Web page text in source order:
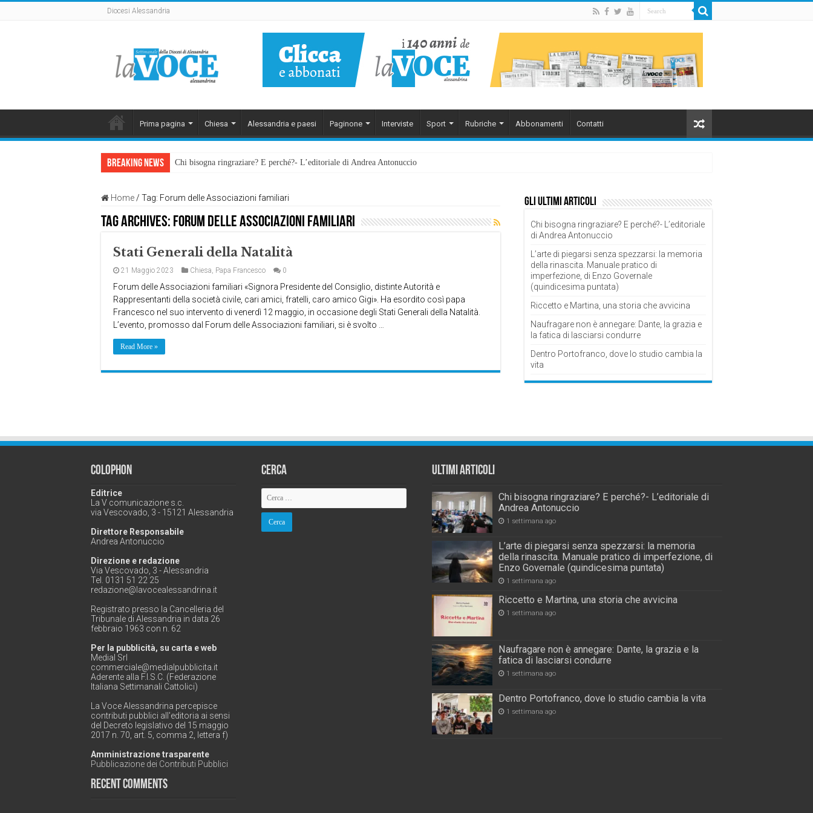
Diocesi Alessandria
Prima pagina Chiesa Alessandria e paesi Paginone Interviste Sport Rubriche Abbonamenti Contatti
Breaking News Chi bisogna ringraziare? E perché?- L’editoriale di Andrea Antonuccio
Home / Tag: Forum delle Associazioni familiari
Tag Archives: Forum delle Associazioni familiari
Stati Generali della Natalità
21 Maggio 2023 Chiesa, Papa Francesco 0
Forum delle Associazioni familiari «Signora Presidente del Consiglio, distinte Autorità e
Rappresentanti della società civile, cari amici, fratelli, caro amico Gigi». Ha esordito così papa
Francesco nel suo intervento di venerdì 12 maggio, in occasione degli Stati Generali della Natalità.
L’evento, promosso dal Forum delle Associazioni familiari, si è svolto …
Read More »
Gli ultimi articoli
Chi bisogna ringraziare? E perché?- L’editoriale
di Andrea Antonuccio
L’arte di piegarsi senza spezzarsi: la memoria
della rinascita. Manuale pratico di
imperfezione, di Enzo Governale
(quindicesima puntata)
Riccetto e Martina, una storia che avvicina
Naufragare non è annegare: Dante, la grazia e
la fatica di lasciarsi condurre
Dentro Portofranco, dove lo studio cambia la
vita
Colophon
Editrice
La V comunicazione s.c.
via Vescovado, 3 - 15121 Alessandria
Direttore Responsabile
Andrea Antonuccio
Direzione e redazione
Via Vescovado, 3 - Alessandria
Tel. 0131 51 22 25
redazione@lavocealessandrina.it
Registrato presso la Cancelleria del
Tribunale di Alessandria in data 26
febbraio 1963 con n. 62
Per la pubblicità, su carta e web
Medial Srl
commerciale@medialpubblicita.it
Aderente alla F.I.S.C. (Federazione
Italiana Settimanali Cattolici)
La Voce Alessandrina percepisce
contributi pubblici all'editoria ai sensi
del Decreto legislativo del 15 maggio
2017 n. 70, art. 5, comma 2, lettera f)
Amministrazione trasparente
Pubblicazione dei Contributi Pubblici
Recent Comments
Cerca Ultimi Articoli
Chi bisogna ringraziare? E perché?- L’editoriale di
Andrea Antonuccio
1 settimana ago
L’arte di piegarsi senza spezzarsi: la memoria
della rinascita. Manuale pratico di imperfezione, di
Enzo Governale (quindicesima puntata)
1 settimana ago
Riccetto e Martina, una storia che avvicina
1 settimana ago
Naufragare non è annegare: Dante, la grazia e la
fatica di lasciarsi condurre
1 settimana ago
Dentro Portofranco, dove lo studio cambia la vita
1 settimana ago